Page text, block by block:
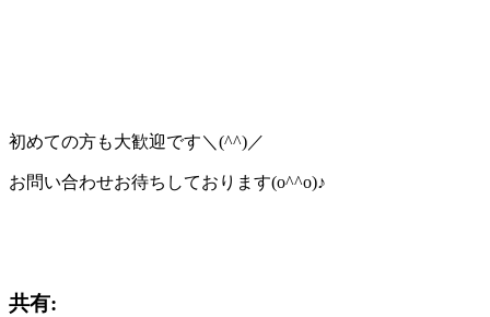
初めての方も大歓迎です＼(^^)／
お問い合わせお待ちしております(o^^o)♪
共有: